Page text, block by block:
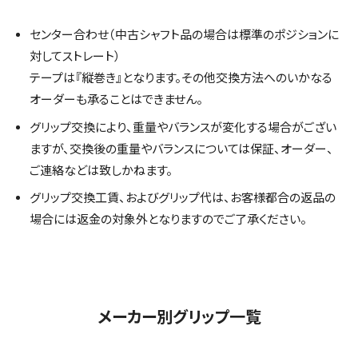
センター合わせ（中古シャフト品の場合は標準のポジションに
対してストレート）
テープは『縦巻き』となります。その他交換方法へのいかなる
オーダーも承ることはできません。
グリップ交換により、重量やバランスが変化する場合がござい
ますが、交換後の重量やバランスについては保証、オーダー、
ご連絡などは致しかねます。
グリップ交換工賃、およびグリップ代は、お客様都合の返品の
場合には返金の対象外となりますのでご了承ください。
メーカー別グリップ一覧